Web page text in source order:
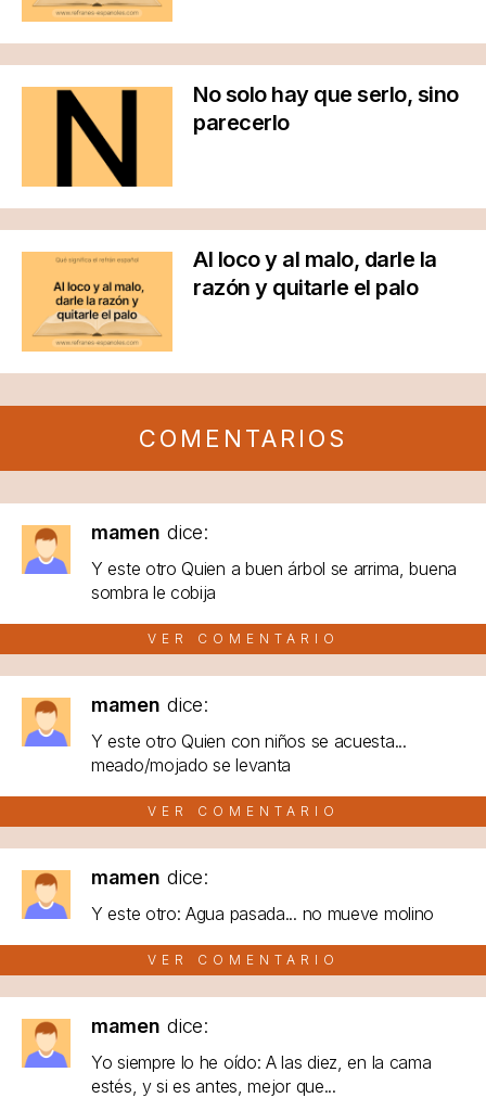
No solo hay que serlo, sino
parecerlo
Al loco y al malo, darle la
razón y quitarle el palo
COMENTARIOS
mamen dice:
Y este otro Quien a buen árbol se arrima, buena
sombra le cobija
VER COMENTARIO
mamen dice:
Y este otro Quien con niños se acuesta...
meado/mojado se levanta
VER COMENTARIO
mamen dice:
Y este otro: Agua pasada... no mueve molino
VER COMENTARIO
mamen dice:
Yo siempre lo he oído: A las diez, en la cama
estés, y si es antes, mejor que...